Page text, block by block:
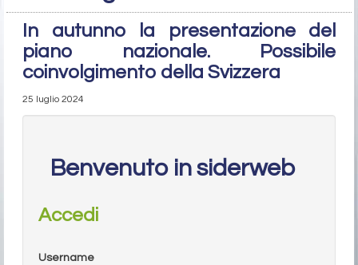
In autunno la presentazione del
piano nazionale. Possibile
coinvolgimento della Svizzera
25 luglio 2024
Benvenuto in siderweb
Accedi
Username